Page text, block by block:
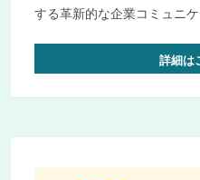
する革新的な企業コミュニ
詳細は